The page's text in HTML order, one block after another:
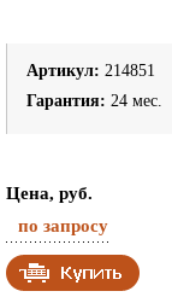
Артикул: 214851
Гарантия: 24 мес.
Цена, руб.
по запросу